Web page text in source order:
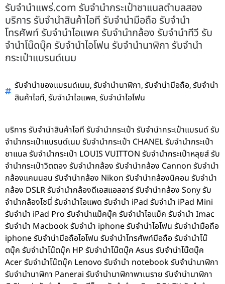
รับจํานําแพร่.com รับจำนำกระเป๋าชาแนลตำบลสอง
บริการ รับจำนำสินค้าไอที รับจำนำมือถือ รับจำนำ
โทรศัพท์ รับจำนำไอแพค รับจำนำกล้อง รับจำนำทีวี รับ
จำนำโน๊ดบุ๊ค รับจำนำไอโฟน รับจำนำนาฬิกา รับจำนำ
กระเป๋าแบรนด์เนม
รับจำนำของแบรนด์เนม,รับจำนำนาฬิกา,รับจำนำมือถือ,รับจำนำ
สินค้าไอที,รับจำนำไอแพค,รับจำนำไอโฟน
บริการ รับจำนำสินค้าไอที รับจำนำกระเป๋า รับจำนำกระเป๋าแบรนด์ รับ
จำนำกระเป๋าแบรนด์เนม รับจำนำกระเป๋า CHANEL รับจำนำกระเป๋า
ชาแนล รับจำนำกระเป๋า LOUIS VUITTON รับจำนำกระเป๋าหลุยส์ รับ
จำนำกระเป๋าวิตตอง รับจำนำกล้อง รับจำนำกล้อง Cannon รับจำนำ
กล้องแคนนอน รับจำนำกล้อง Nikon รับจำนำกล้องนิคอน รับจำนำ
กล้อง DSLR รับจำนำกล้องดีเอสแอลอาร์ รับจำนำกล้อง Sony รับ
จำนำกล้องโซนี่ รับจำนำไอแพด รับจำนำ iPad รับจำนำ iPad Mini
รับจำนำ iPad Pro รับจำนำแม็คบุ๊ค รับจำนำไอแม็ค รับจำนำ Imac
รับจำนำ Macbook รับจำนำ iphone รับจำนำไอโฟน รับจำนำมือถือ
iphone รับจำนำมือถือไอโฟน รับจำนำโทรศัพท์มือถือ รับจำนำโน๊
ตบุ๊ค รับจำนำโน๊ตบุ๊ค HP รับจำนำโน๊ตบุ๊ค Asus รับจำนำโน๊ตบุ๊ค
Acer รับจำนำโน๊ตบุ๊ค Lenovo รับจำนำ notebook รับจำนำนาฬิกา
รับจำนำนาฬิกา Panerai รับจำนำนาฬิกาพาเนราย รับจำนำนาฬิกา